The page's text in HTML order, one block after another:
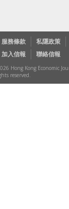
服務條款 私隱政策
加入信報 聯絡信報
Hong Kong Economic
reserved.